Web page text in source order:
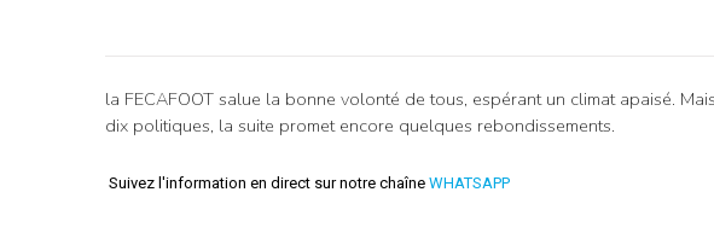
la FECAFOOT salue la bonne volonté de tous, espérant un climat apaisé.
dix politiques, la suite promet encore quelques rebondissements.
Suivez l'information en direct sur notre chaîne WHATSAPP